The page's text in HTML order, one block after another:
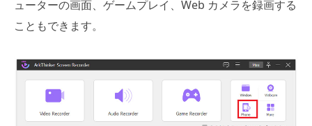
ューターの画面、ゲームプレイ、Web カメラを録画する
こともできます。